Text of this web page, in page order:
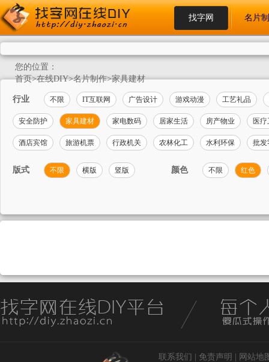
找字网 名片
您的位置：
首页>在线DIY>名片制作>家具建材
行业 不限 IT互联网 广告设计 游戏动漫 工艺礼品
安全防护 家具建材 家电数码 居家生活 房产物业 医
酒店宾馆 旅游机票 行政机关 农林化工 水利环保 批发
版式 不限 横版 竖版 颜色 不限 红色
联系我们 免责声明
网站地